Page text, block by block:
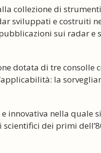
collezione di
sviluppati e costruiti
sui radar e
dotata di tre consolle
la
innovativa nella quale
dei primi